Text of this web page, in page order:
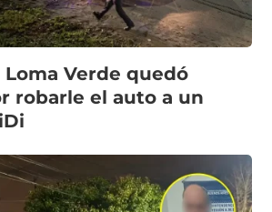
Verde quedó
robarle el auto a un